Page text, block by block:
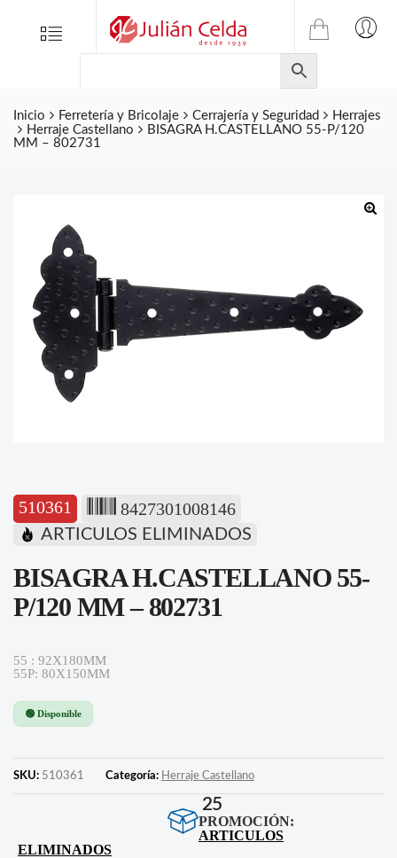
Menu
TIENDA
ONLINE
DE
JULIAN
CELDA
Inicio Ferretería y Bricolaje Cerrajería y Seguridad
Herrajes
Herraje Castellano
BISAGRA H.CASTELLANO 55-P/120
MM – 802731
510361 8427301008146
ARTICULOS ELIMINADOS
BISAGRA H.CASTELLANO 55-
P/120 MM – 802731
55 : 92X180MM
55P: 80X150MM
🟢 Disponible
SKU: 510361 Categoría: Herraje Castellano
25
PROMOCIÓN:
ARTICULOS
ELIMINADOS
Folletos
Contacto